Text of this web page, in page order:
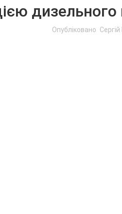
Опубліковано Сергій